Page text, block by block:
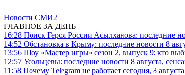
Новости СМИ2
ГЛАВНОЕ ЗА ДЕНЬ
16:28 Поиск Героя России Асылханова: последние
14:52 Обстановка в Крыму: последние новости 8
13:56 Шоу «Мастер игры» сезон 2, выпуск 9: кто
12:57 Усольцевы: последние новости 8 августа,
11:58 Почему Telegram не работает сегодня, 8